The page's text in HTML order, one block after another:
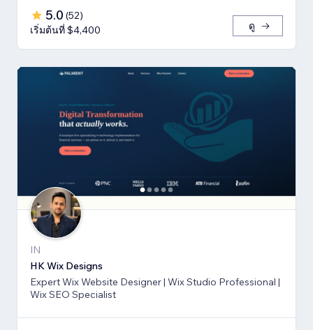
5.0 (52)
เริ่มต้นที่ $4,400
ดู
IN
HK Wix Designs
Expert Wix Website Designer | Wix Studio Professional |
Wix SEO Specialist